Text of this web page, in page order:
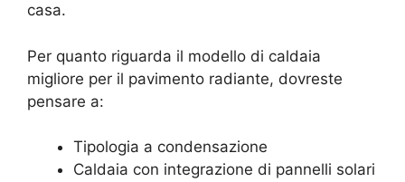
casa.
Per quanto riguarda il modello di caldaia
migliore per il pavimento radiante, dovreste
pensare a:
Tipologia a condensazione
Caldaia con integrazione di pannelli solari